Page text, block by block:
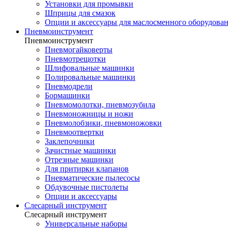
Установки для промывки
Шприцы для смазок
Опции и аксессуары для маслосменного
Пневмоинструмент
Пневмоинструмент
Пневмогайковерты
Пневмотрещотки
Шлифовальные машинки
Полировальные машинки
Пневмодрели
Бормашинки
Пневмомолотки, пневмозубила
Пневмоножницы и ножи
Пневмолобзики, пневмоножовки
Пневмоотвертки
Заклепочники
Зачистные машинки
Отрезные машинки
Для притирки клапанов
Пневматические пылесосы
Обдувочные пистолеты
Опции и аксессуары
Слесарный инструмент
Слесарный инструмент
Универсальные наборы